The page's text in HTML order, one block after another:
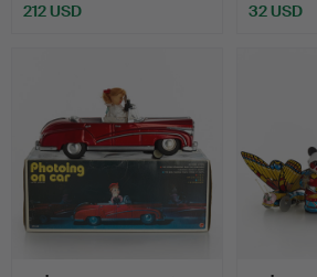
212 USD 32 USD